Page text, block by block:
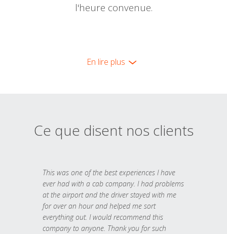
l'heure convenue.
En lire plus
Ce que disent nos clients
This was one of the best experiences I have
ever had with a cab company. I had problems
at the airport and the driver stayed with me
for over an hour and helped me sort
everything out. I would recommend this
company to anyone. Thank you for such